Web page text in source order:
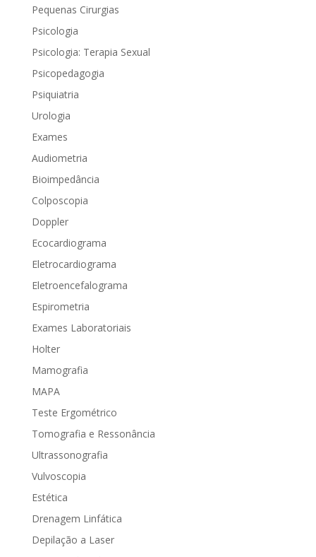
Pequenas Cirurgias
Psicologia
Psicologia: Terapia Sexual
Psicopedagogia
Psiquiatria
Urologia
Exames
Audiometria
Bioimpedância
Colposcopia
Doppler
Ecocardiograma
Eletrocardiograma
Eletroencefalograma
Espirometria
Exames Laboratoriais
Holter
Mamografia
MAPA
Teste Ergométrico
Tomografia e Ressonância
Ultrassonografia
Vulvoscopia
Estética
Drenagem Linfática
Depilação a Laser